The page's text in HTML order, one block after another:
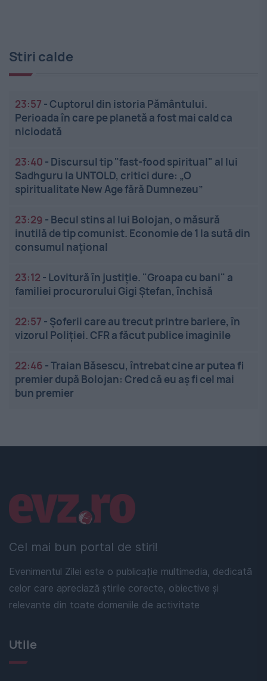
Stiri calde
23:57 -Cuptorul din istoria Pământului.
Perioada în care pe planetă a fost mai cald ca
niciodată
23:40 - Discursul tip "fast-food spiritual" al lui
Sadhguru la UNTOLD, critici dure: „O
spiritualitate New Age fără Dumnezeu”
23:29 - Becul stins al lui Bolojan, o măsură
inutilă de tip comunist. Economie de 1 la sută din
consumul național
23:12 - Lovitură în justiție. "Groapa cu bani" a
familiei procurorului Gigi Ștefan, închisă
22:57 - Șoferii care au trecut printre bariere, în
vizorul Poliției. CFR a făcut publice imaginile
22:46 -Traian Băsescu, întrebat cine ar putea fi
premier după Bolojan: Cred că eu aș fi cel mai
bun premier
Cel mai bun portal de stiri!
Evenimentul Zilei este o publicație multimedia, dedicată
celor care apreciază știrile corecte, obiective și
relevante din toate domeniile de activitate
Linkuri utile
Utile